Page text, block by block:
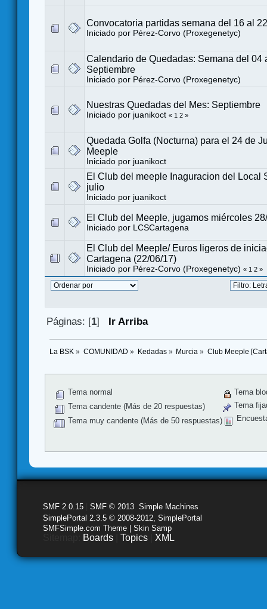
Convocatoria partidas semana del 16 al
Iniciado por Pérez-Corvo (Proxegenetyc)
Calendario de Quedadas: Semana del 04
Septiembre
Iniciado por Pérez-Corvo (Proxegenetyc)
Nuestras Quedadas del Mes: Septiembre
Iniciado por juanikoct « 1 2 »
Quedada Golfa (Nocturna) para el 24 de
Meeple
Iniciado por juanikoct
El Club del meeple Inaguracion del Local
julio
Iniciado por juanikoct
El Club del Meeple, jugamos miércoles
Iniciado por LCSCartagena
El Club del Meeple/ Euros ligeros de
Cartagena (22/06/17)
Iniciado por Pérez-Corvo (Proxegenetyc) « 1 2 »
Páginas: [1] Ir Arriba
La BSK » COMUNIDAD » Kedadas» Murcia » Club Meeple
Tema normal
Tema candente (Más de 20 respuestas)
Tema muy candente (Más de 50 respuestas)
Tema
Tema
SMF 2.0.15 SMF © 2013 Simple Machines
SimplePortal 2.3.5 © 2008-2012, SimplePortal
SMFSimple.com Theme | Skin Samp
Boards Topics XML